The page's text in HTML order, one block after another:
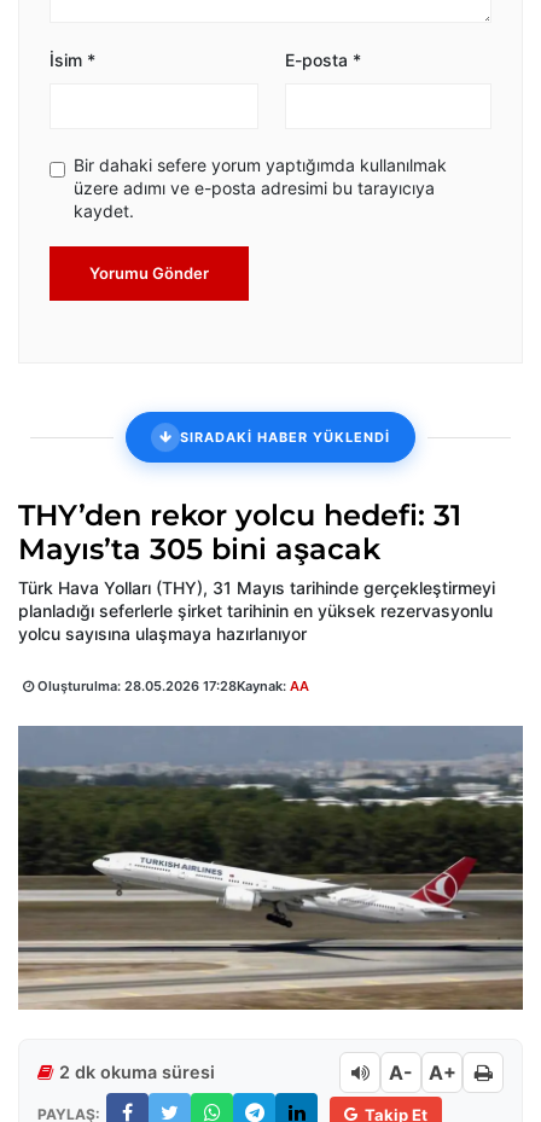
İsim * E-posta *
Bir dahaki sefere yorum yaptığımda kullanılmak
üzere adımı ve e-posta adresimi bu tarayıcıya
kaydet.
Yorumu Gönder
SIRADAKİ HABER YÜKLENDİ
THY’den rekor yolcu hedefi: 31
Mayıs’ta 305 bini aşacak
Türk Hava Yolları (THY), 31 Mayıs tarihinde gerçekleştirmeyi
planladığı seferlerle şirket tarihinin en yüksek rezervasyonlu
yolcu sayısına ulaşmaya hazırlanıyor
Oluşturulma: 28.05.2026 17:28Kaynak: AA
2 dk okuma süresi A- A+
PAYLAŞ: Takip Et